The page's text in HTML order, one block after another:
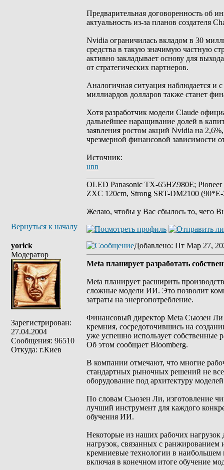
Предварительная договоренность об
актуальность из-за планов создателя
Nvidia ограничилась вкладом в 30
средства в такую значимую частную
активно закладывает основу для
от стратегических партнеров.
Аналогичная ситуация наблюдается и
миллиардов долларов также станет
Хотя разработчик модели Claude
дальнейшее наращивание долей в
заявления ростом акций Nvidia на
чрезмерной финансовой зависимости
Источник:
unn
OLED Panasonic TX-65HZ980E;
ZXC 120cm, Strong SRT-DM2100
Желаю, чтобы у Вас сбылось то, чего
Вернуться к началу
yorick
Модератор
Зарегистрирован:
27.04.2004
Сообщения: 96510
Откуда: г.Киев
Добавлено: Пт Мар 27,
Meta планирует разработать
Meta планирует расширить
сложные модели ИИ. Это позволит
затраты на энергопотребление.
Финансовый директор Meta Сьюзен Ли
кремния, сосредоточившись на
уже успешно использует собственные
Об этом сообщает Bloomberg.
В компании отмечают, что многие
стандартных рыночных решений не
оборудование под архитектуру
По словам Сьюзен Ли, изготовление
лучший инструмент для каждого
обучения ИИ.
Некоторые из наших рабочих
нагрузок, связанных с
кремниевые технологии в
включая в конечном итоге обучение